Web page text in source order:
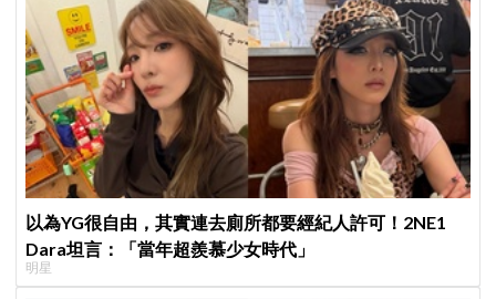
以為YG很自由，其實連去廁所都要經紀人許可！2NE1
Dara坦言：「當年超羨慕少女時代」
明星